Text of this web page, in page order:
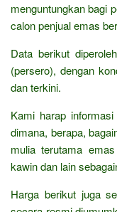
menguntungkan bagi
calon penjual emas
Data berikut
(persero), dengan
dan terkini.
Kami harap
dimana, berapa,
mulia terutama
kawin dan lain
Harga berikut juga